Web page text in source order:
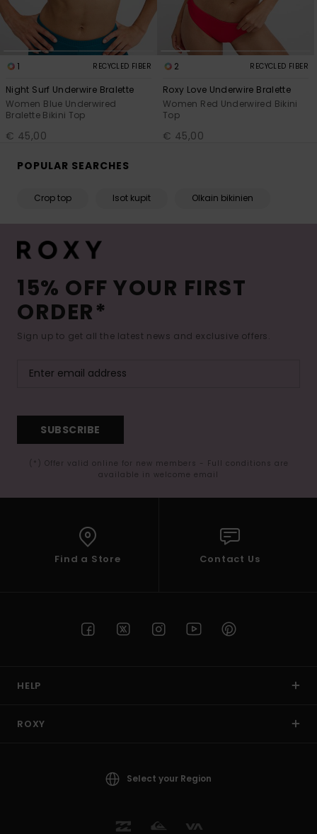
1 RECYCLED FIBER
Night Surf Underwire Bralette
Women Blue Underwired
Bralette Bikini Top
€ 45,00
2 RECYCLED FIBER
Roxy Love Underwire Bralette
Women Red Underwired Bikini
Top
€ 45,00
POPULAR SEARCHES
Crop top Isot kupit Olkain bikinien
15% OFF YOUR FIRST
ORDER*
Sign up to get all the latest news and exclusive offers.
SUBSCRIBE
(*) Offer valid online for new members - Full conditions are
available in welcome email
Find a Store Contact Us
HELP
ROXY
Select your Region